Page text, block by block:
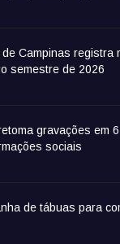
Campinas registra
semestre de 2026
gravações em
sociais
de tábuas para